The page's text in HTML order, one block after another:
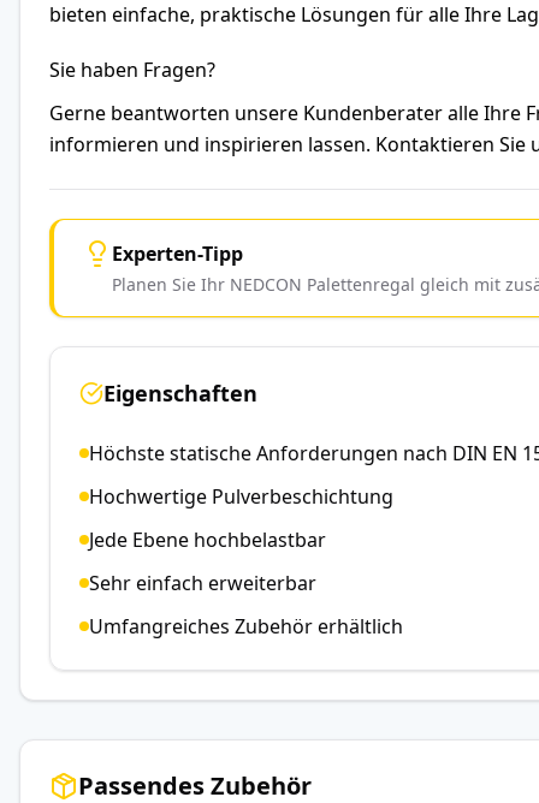
bieten einfache, praktische Lösungen für alle Ihre
Sie haben Fragen?
Gerne beantworten unsere Kundenberater alle Ihre
informieren und inspirieren lassen. Kontaktieren Sie
Experten-Tipp
Planen Sie Ihr NEDCON Palettenregal gleich mit
Eigenschaften
Höchste statische Anforderungen nach DIN EN
Hochwertige Pulverbeschichtung
Jede Ebene hochbelastbar
Sehr einfach erweiterbar
Umfangreiches Zubehör erhältlich
Passendes Zubehör